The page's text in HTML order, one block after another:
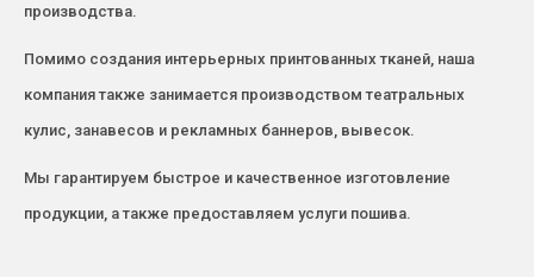
производства.
Помимо создания интерьерных принтованных тканей, наша
компания также занимается производством театральных
кулис, занавесов и рекламных баннеров, вывесок.
Мы гарантируем быстрое и качественное изготовление
продукции, а также предоставляем услуги пошива.